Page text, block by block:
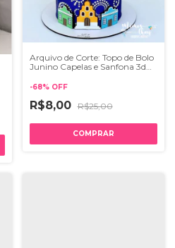
Arquivo de Corte: Topo de Bolo
Junino Capelas e Sanfona 3d
-68% OFF
R$8,00 R$25,00